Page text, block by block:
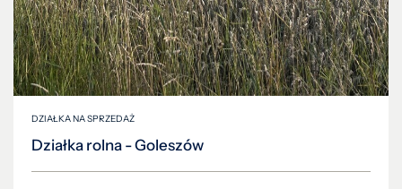
DZIAŁKA NA SPRZEDAŻ
Działka rolna - Goleszów